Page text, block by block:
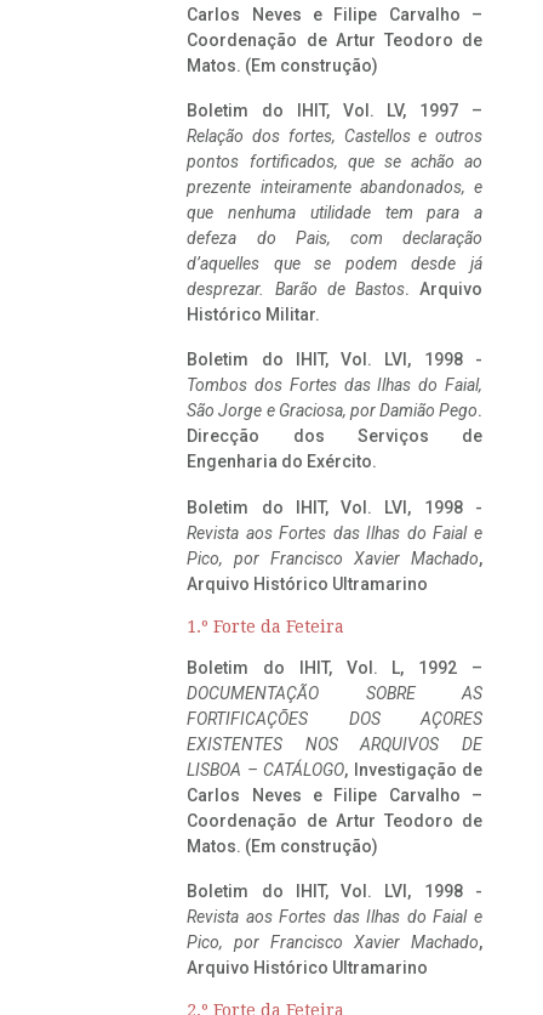
Carlos Neves e Filipe Carvalho –
Coordenação de Artur Teodoro de
Matos. (Em construção)
Boletim do IHIT, Vol. LV, 1997 –
Relação dos fortes, Castellos e outros
pontos fortificados, que se achão ao
prezente inteiramente abandonados, e
que nenhuma utilidade tem para a
defeza do Pais, com declaração
d’aquelles que se podem desde já
desprezar. Barão de Bastos. Arquivo
Histórico Militar.
Boletim do IHIT, Vol. LVI, 1998 -
Tombos dos Fortes das Ilhas do Faial,
São Jorge e Graciosa, por Damião Pego.
Direcção dos Serviços de
Engenharia do Exército.
Boletim do IHIT, Vol. LVI, 1998 -
Revista aos Fortes das Ilhas do Faial e
Pico, por Francisco Xavier Machado,
Arquivo Histórico Ultramarino
1.º Forte da Feteira
Boletim do IHIT, Vol. L, 1992 –
DOCUMENTAÇÃO SOBRE AS
FORTIFICAÇÕES DOS AÇORES
EXISTENTES NOS ARQUIVOS DE
LISBOA – CATÁLOGO, Investigação de
Carlos Neves e Filipe Carvalho –
Coordenação de Artur Teodoro de
Matos. (Em construção)
Boletim do IHIT, Vol. LVI, 1998 -
Revista aos Fortes das Ilhas do Faial e
Pico, por Francisco Xavier Machado,
Arquivo Histórico Ultramarino
2.º Forte da Feteira